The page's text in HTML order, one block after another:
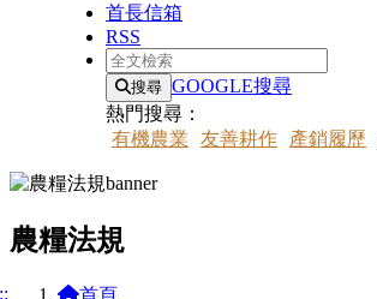
首長信箱
RSS
全文檢索
搜尋 GOOGLE搜尋
熱門搜尋：
有機農業
友善耕作 產銷履歷
農糧法規
首頁